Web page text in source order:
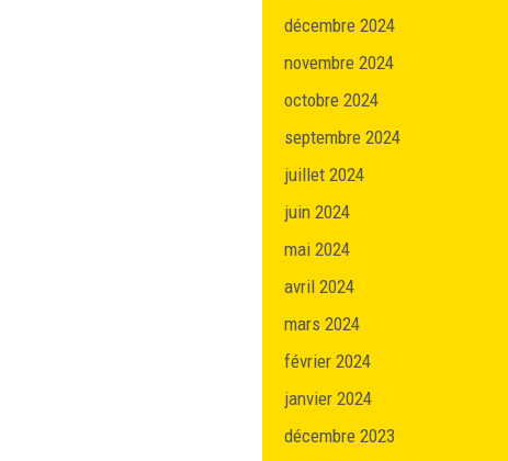
décembre 2024
novembre 2024
octobre 2024
septembre 2024
juillet 2024
juin 2024
mai 2024
avril 2024
mars 2024
février 2024
janvier 2024
décembre 2023